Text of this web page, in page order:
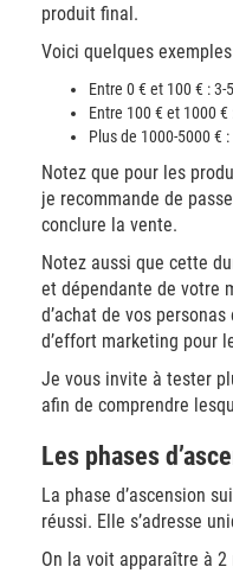
produit final.
Voici quelques
Entre 0 € et 100 € : 3-
Entre 100 € et 1000 €
Plus de 1000-5000 €
Notez que pour les
je recommande de
conclure la vente.
Notez aussi que cette
et dépendante de votre
d’achat de vos
d’effort marketing pour
Je vous invite à tester
afin de comprendre
Les phases
La phase d’ascension
réussi. Elle s’adresse
On la voit apparaître à 2